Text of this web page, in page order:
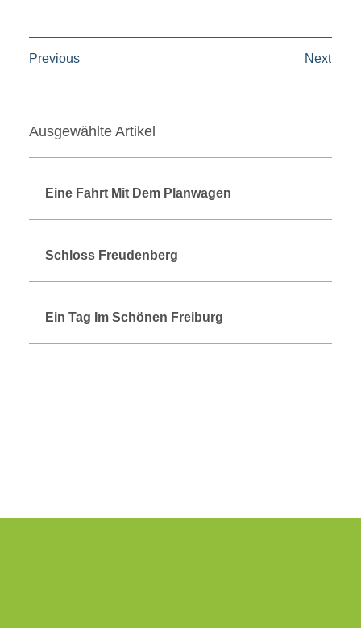
Previous Next
Ausgewählte Artikel
Eine Fahrt Mit Dem Planwagen
Schloss Freudenberg
Ein Tag Im Schönen Freiburg